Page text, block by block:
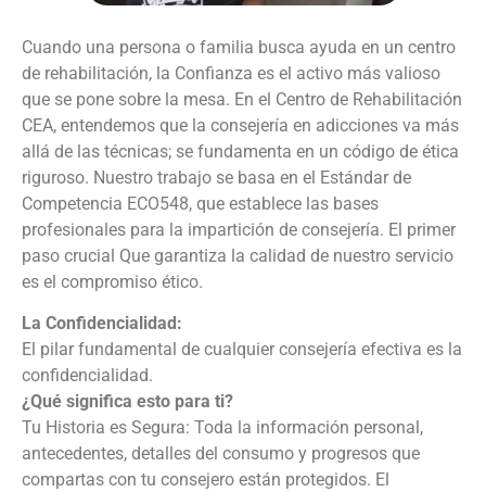
Cuando una persona o familia busca ayuda en un centro
de rehabilitación, la Confianza es el activo más valioso
que se pone sobre la mesa. En el Centro de Rehabilitación
CEA, entendemos que la consejería en adicciones va más
allá de las técnicas; se fundamenta en un código de ética
riguroso. Nuestro trabajo se basa en el Estándar de
Competencia ECO548, que establece las bases
profesionales para la impartición de consejería. El primer
paso crucial Que garantiza la calidad de nuestro servicio
es el compromiso ético.
La Confidencialidad:
El pilar fundamental de cualquier consejería efectiva es la
confidencialidad.
¿Qué significa esto para ti?
Tu Historia es Segura: Toda la información personal,
antecedentes, detalles del consumo y progresos que
compartas con tu consejero están protegidos. El